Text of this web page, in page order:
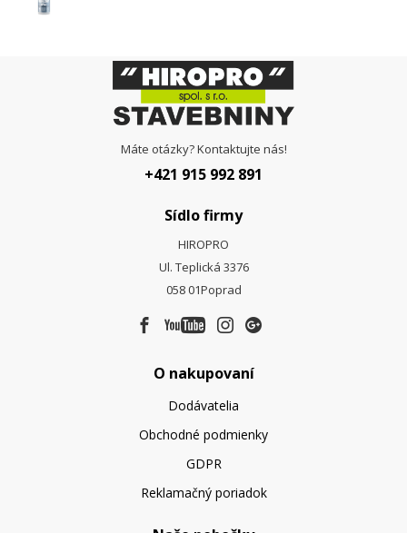
Máte otázky? Kontaktujte nás!
+421 915 992 891
Sídlo firmy
HIROPRO
Ul. Teplická 3376
058 01Poprad
O nakupovaní
Dodávatelia
Obchodné podmienky
GDPR
Reklamačný poriadok